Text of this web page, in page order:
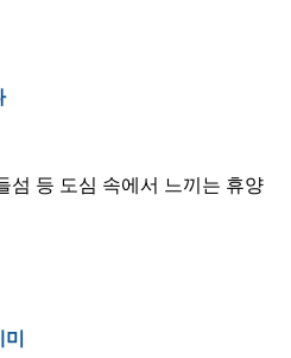
섬 등 도심 속에서 느끼는 휴양